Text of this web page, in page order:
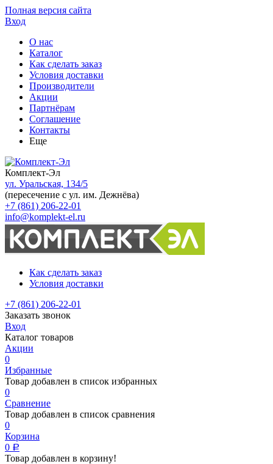
Полная версия сайта
Вход
О нас
Каталог
Как сделать заказ
Условия доставки
Производители
Акции
Партнёрам
Соглашение
Контакты
Еще
Комплект-Эл
ул. Уральская, 134/5
(пересечение с ул. им. Дежнёва)
+7 (861) 206-22-01
info@komplekt-el.ru
Как сделать заказ
Условия доставки
+7 (861) 206-22-01
Заказать звонок
Вход
Каталог товаров
Акции
0
Избранные
Товар добавлен в список избранных
0
Сравнение
Товар добавлен в список сравнения
0
Корзина
0 Р
Товар добавлен в корзину!